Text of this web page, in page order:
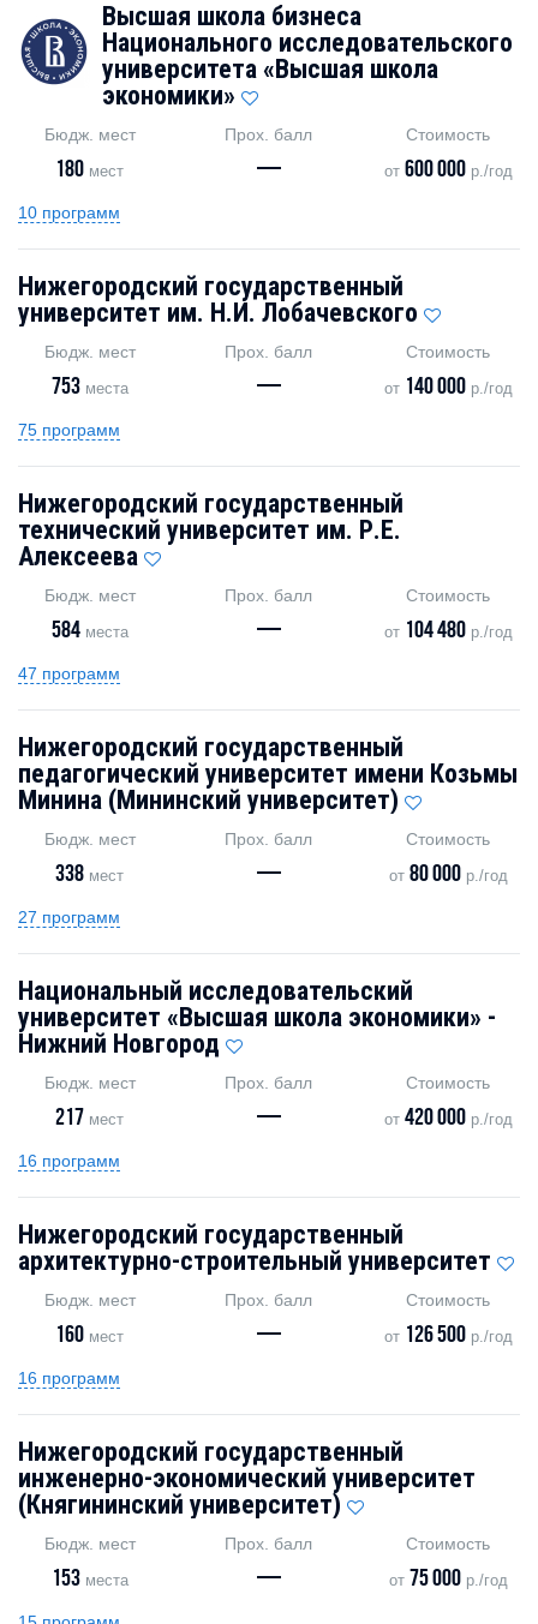
Высшая школа бизнеса
Национального исследовательского
университета «Высшая школа
экономики»
Бюдж. мест
180 мест
Прох. балл
—
Стоимость
от 600 000р./год
10 программ
Нижегородский государственный
университет им. Н.И. Лобачевского
Бюдж. мест
753места
Прох. балл
—
Стоимость
от 140 000р./год
75 программ
Нижегородский государственный
технический университет им. Р.Е.
Алексеева
Бюдж. мест
584места
Прох. балл
—
Стоимость
от 104 480р./год
47 программ
Нижегородский государственный
педагогический университет имени Козьмы
Минина (Мининский университет)
Бюдж. мест
338 мест
Прох. балл
—
Стоимость
от 80 000р./год
27 программ
Национальный исследовательский
университет «Высшая школа экономики» -
Нижний Новгород
Бюдж. мест
217 мест
Прох. балл
—
Стоимость
от 420 000р./год
16 программ
Нижегородский государственный
архитектурно-строительный университет
Бюдж. мест
160 мест
Прох. балл
—
Стоимость
от 126 500р./год
16 программ
Нижегородский государственный
инженерно-экономический университет
(Княгининский университет)
Бюдж. мест
153места
Прох. балл
—
Стоимость
от 75 000р./год